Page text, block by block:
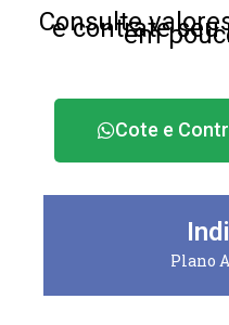
Consulte
e contrate seu
em
Cote e
Plano